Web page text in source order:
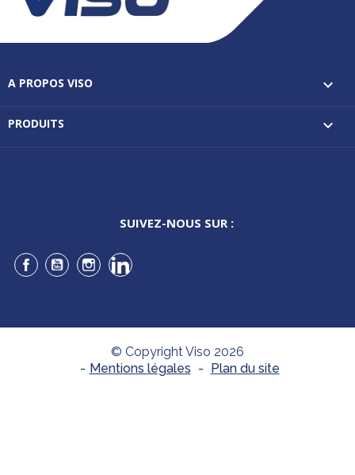
A PROPOS VISO 
PRODUITS 
SUIVEZ-NOUS SUR :
Facebook
YouTubeInstagramLinkedIn
© Copyright Viso 2026
- Mentions légales - Plan du site